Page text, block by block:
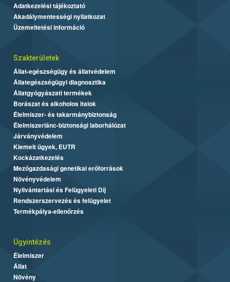
Adatkezelési tájékoztató
Akadálymentességi nyilatkozat
Üzemeltetési információ
Szakterületek
Állat-egészségügy és állatvédelem
Állategészségügyi diagnosztika
Állatgyógyászati termékek
Borászat és alkoholos italok
Élelmiszer- és takarmánybiztonság
Élelmiszerlánc-biztonsági laborhálózat
Járványvédelem
Kiemelt ügyek, EUTR
Kockázatkezelés
Mezőgazdasági genetikai erőforrások
Növényvédelem
Nyilvántartási és Felügyeleti Díj
Rendszerszervezés és felügyelet
Termékpálya-ellenőrzés
Ügyintézés
Élelmiszer
Állat
Növény